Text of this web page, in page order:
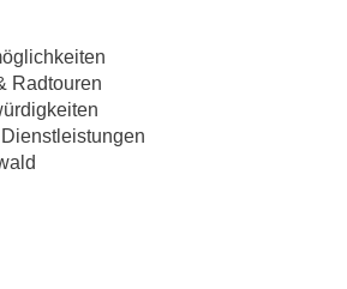
Radtouren